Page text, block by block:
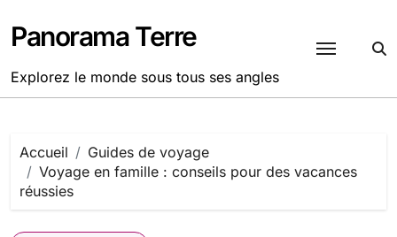
au
contenu
Panorama Terre
Explorez le monde sous tous ses angles
Accueil
Guides de voyage
Voyage en famille : conseils pour des vacances
réussies